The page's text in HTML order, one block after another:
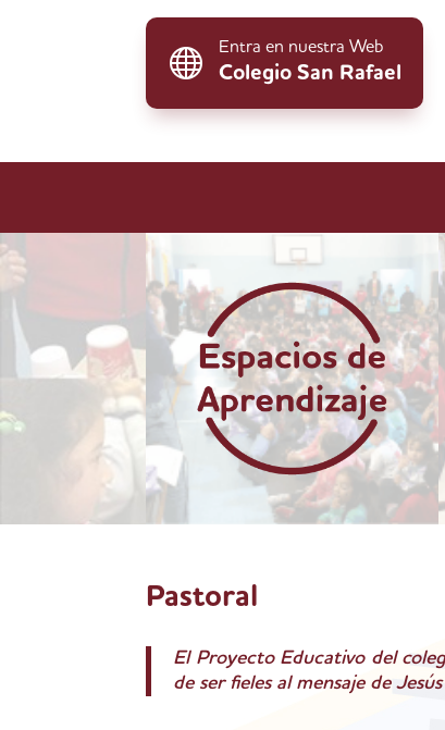
 Entra en nuestra Web
Colegio San Rafael
Pastoral
El Proyecto Educativo del
de ser fieles al mensaje de